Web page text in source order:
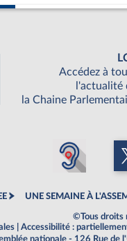
Accédez à
l'actualité
la Chaine
UNE SEMAINE À
©Tous droits
Accessibilité :
nationale - 126 Rue